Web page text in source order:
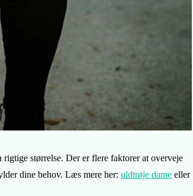
størrelse. Der er flere faktorer at overveje
dine behov. Læs mere her: uldtrøje dame eller